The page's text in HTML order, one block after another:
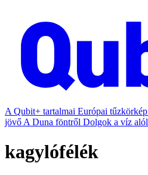
A Qubit+ tartalmai Európai tűzkörkép
jövő A Duna föntről Dolgok a víz alól
kagylófélék